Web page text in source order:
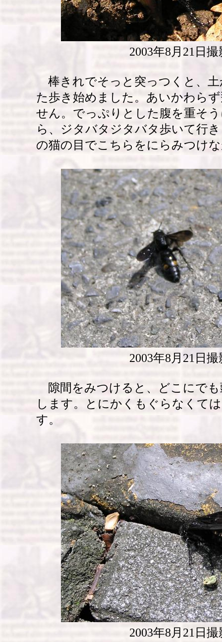
2003年8月21日撮
棒きれでそっと突っつくと、
た歩き始めました。あいかわら
せん。でっぷりとした腹を重そ
ら、ジタバタジタバタ歩いて行
の猫の目でこちらをにらみつけ
2003年8月21日撮
隙間をみつけると、どこにで
します。とにかくもぐらなくて
す。
2003年8月21日撮